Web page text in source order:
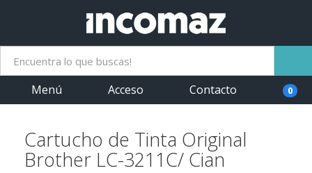
Menú Acceso Contacto 0
Cartucho de Tinta Original
Brother LC-3211C/ Cian